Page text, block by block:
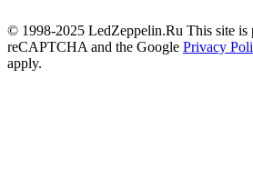
© 1998-2025 LedZeppelin.Ru This site is
reCAPTCHA and the Google Privacy
apply.